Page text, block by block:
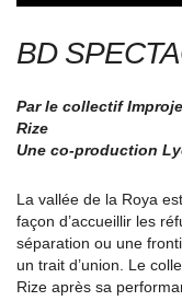
BD
Par le collectif
Rize
Une co-production
La vallée de la Roya
façon d’accueillir les
séparation ou une
un trait d’union. Le
Rize après sa